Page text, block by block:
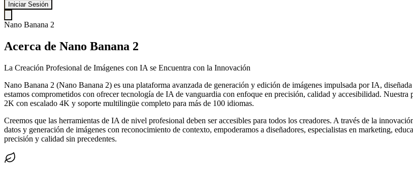
Iniciar Sesión
Nano Banana 2
Acerca de Nano Banana 2
La Creación Profesional de Imágenes con IA se Encuentra con la Innovación
Nano Banana 2 (Nano Banana 2) es una plataforma avanzada de generación y edición de imágenes impulsada por IA,
estamos comprometidos con ofrecer tecnología de IA de vanguardia con enfoque en precisión, calidad y accesibilidad.
2K con escalado 4K y soporte multilingüe completo para más de 100 idiomas.
Creemos que las herramientas de IA de nivel profesional deben ser accesibles para todos los creadores. A través de la
datos y generación de imágenes con reconocimiento de contexto, empoderamos a diseñadores, especialistas en marketing,
precisión y calidad sin precedentes.